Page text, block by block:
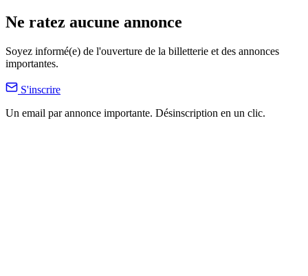
Ne ratez aucune annonce
Soyez informé(e) de l'ouverture de la billetterie et des annonces
importantes.
S'inscrire
Un email par annonce importante. Désinscription en un clic.